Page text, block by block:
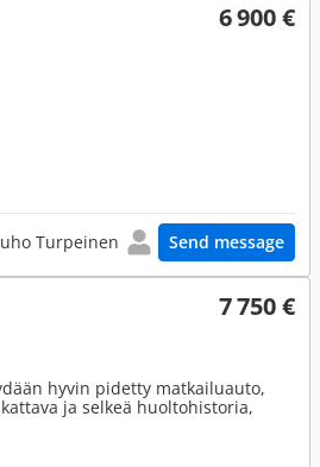
6 900 €
Turpeinen Send message
7 750 €
hyvin pidetty matkailuauto,
ja selkeä huoltohistoria,